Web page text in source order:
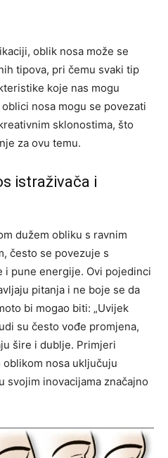
oblik nosa može se
tipova, pri čemu svaki tip
koje nas mogu
nosa mogu se povezati
sklonostima, što
za ovu temu.
istraživača i
dužem obliku s ravnim
često se povezuje s
i pune energije. Ovi pojedinci
pitanja i ne boje se da
bi mogao biti: „Uvijek
su često vođe promjena,
šire i dublje. Primjeri
nosa uključuju
svojim inovacijama značajno